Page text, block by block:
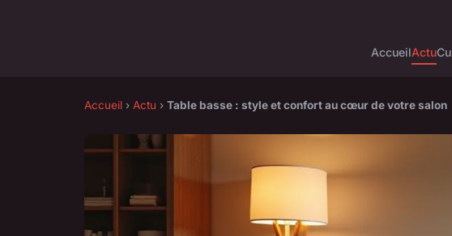
AccueilActu
Accueil › Actu › Table basse : style et confort au cœur de votre salon